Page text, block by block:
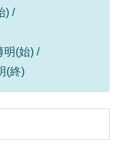
) /
明(始) /
(終)